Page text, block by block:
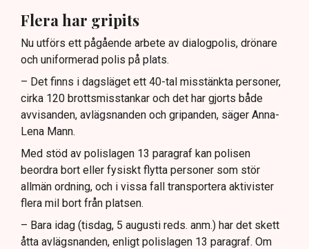
Flera har gripits
Nu utförs ett pågående arbete av dialogpolis, drönare
och uniformerad polis på plats.
– Det finns i dagsläget ett 40-tal misstänkta personer,
cirka 120 brottsmisstankar och det har gjorts både
avvisanden, avlägsnanden och gripanden, säger Anna-
Lena Mann.
Med stöd av polislagen 13 paragraf kan polisen
beordra bort eller fysiskt flytta personer som stör
allmän ordning, och i vissa fall transportera aktivister
flera mil bort från platsen.
– Bara idag (tisdag, 5 augusti reds. anm.) har det skett
åtta avlägsnanden, enligt polislagen 13 paragraf. Om